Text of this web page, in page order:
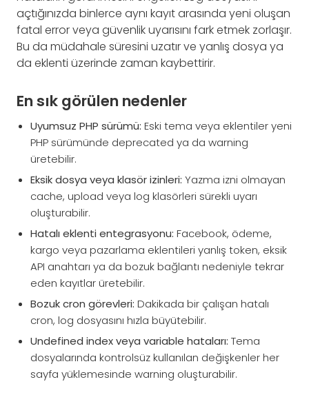
açtığınızda binlerce aynı kayıt arasında yeni oluşan
fatal error veya güvenlik uyarısını fark etmek zorlaşır.
Bu da müdahale süresini uzatır ve yanlış dosya ya
da eklenti üzerinde zaman kaybettirir.
En sık görülen nedenler
Uyumsuz PHP sürümü: Eski tema veya eklentiler yeni
PHP sürümünde deprecated ya da warning
üretebilir.
Eksik dosya veya klasör izinleri: Yazma izni olmayan
cache, upload veya log klasörleri sürekli uyarı
oluşturabilir.
Hatalı eklenti entegrasyonu: Facebook, ödeme,
kargo veya pazarlama eklentileri yanlış token, eksik
API anahtarı ya da bozuk bağlantı nedeniyle tekrar
eden kayıtlar üretebilir.
Bozuk cron görevleri: Dakikada bir çalışan hatalı
cron, log dosyasını hızla büyütebilir.
Undefined index veya variable hataları: Tema
dosyalarında kontrolsüz kullanılan değişkenler her
sayfa yüklemesinde warning oluşturabilir.